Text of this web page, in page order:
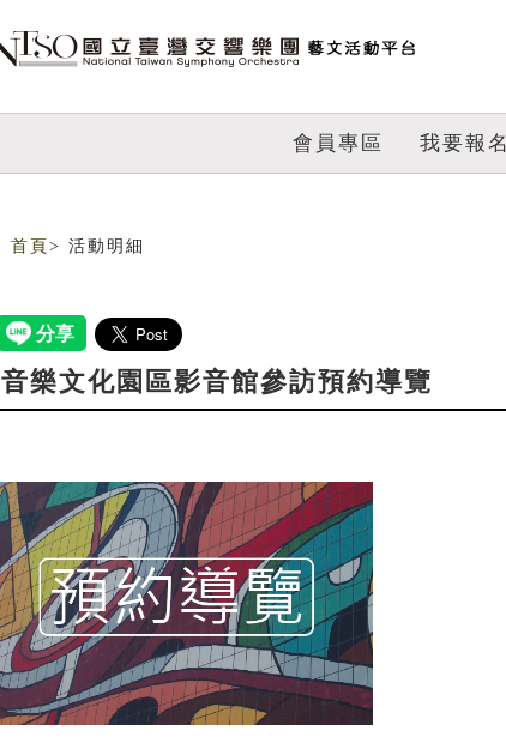
會員專區 我要報名
首頁 > 活動明細
音樂文化園區影音館參訪預約導覽